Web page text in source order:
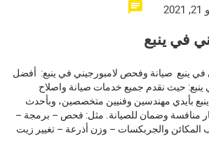
في ينبع
ينبع صيانة وفحص لامبورجيني في ينبع: أفضل
ينبع: حيث نقدم جميع خدمات صيانة واصلاح
بأيدي مهندسين وفنيين متخصصين، وبأحدث
منافسة وضمان للصيانة. مثل: فحص – برمجة –
المكائن والجربكسات – وزن أذرعة – تغيير زيت